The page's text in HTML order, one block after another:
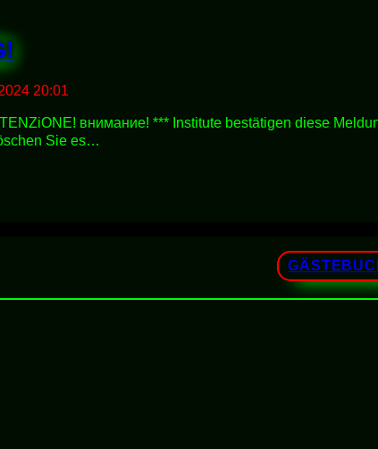
20:01
внимание! *** Institute bestätigen diese
Sie es…